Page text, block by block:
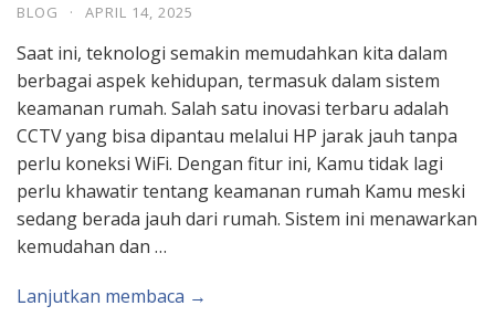
BLOG · APRIL 14, 2025
Saat ini, teknologi semakin memudahkan kita dalam
berbagai aspek kehidupan, termasuk dalam sistem
keamanan rumah. Salah satu inovasi terbaru adalah
CCTV yang bisa dipantau melalui HP jarak jauh tanpa
perlu koneksi WiFi. Dengan fitur ini, Kamu tidak lagi
perlu khawatir tentang keamanan rumah Kamu meski
sedang berada jauh dari rumah. Sistem ini menawarkan
kemudahan dan …
Lanjutkan membaca →